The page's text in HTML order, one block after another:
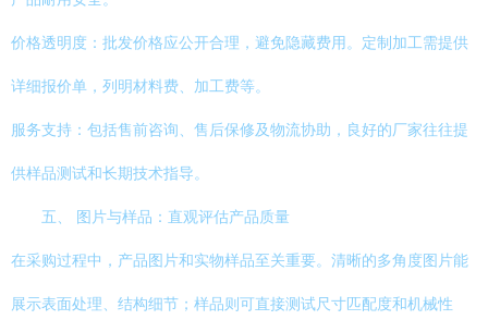
价格透明度：批发价格应公开合理，避免隐藏费用。定制加工需提供
详细报价单，列明材料费、加工费等。
服务支持：包括售前咨询、售后保修及物流协助，良好的厂家往往提
供样品测试和长期技术指导。
五、 图片与样品：直观评估产品质量
在采购过程中，产品图片和实物样品至关重要。清晰的多角度图片能
展示表面处理、结构细节；样品则可直接测试尺寸匹配度和机械性